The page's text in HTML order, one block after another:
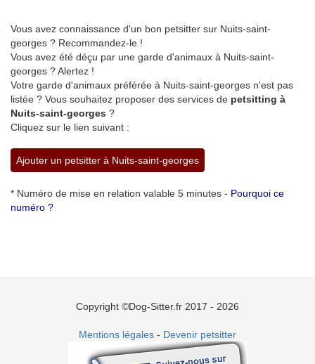
Vous avez connaissance d'un bon petsitter sur Nuits-saint-
georges ? Recommandez-le !
Vous avez été déçu par une garde d'animaux à Nuits-saint-
georges ? Alertez !
Votre garde d'animaux préférée à Nuits-saint-georges n'est pas
listée ? Vous souhaitez proposer des services de petsitting à
Nuits-saint-georges ?
Cliquez sur le lien suivant :
Ajouter un petsitter à Nuits-saint-georges
* Numéro de mise en relation valable 5 minutes - Pourquoi ce
numéro ?
Copyright ©Dog-Sitter.fr 2017 - 2026
Mentions légales - Devenir petsitter